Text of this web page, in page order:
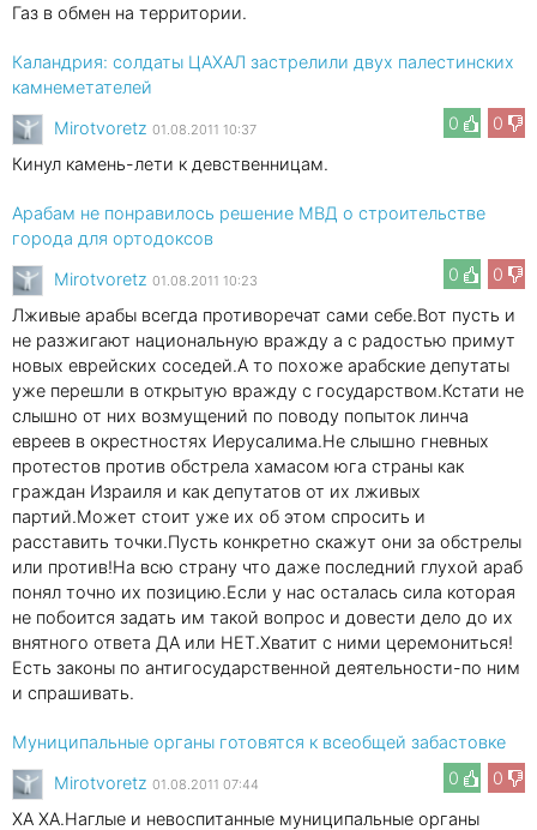
Газ в обмен на территории.
Каландрия: солдаты ЦАХАЛ застрелили двух палестинских
камнеметателей
0
0
Mirotvoretz 01.08.2011 10:37
Кинул камень-лети к девственницам.
Арабам не понравилось решение МВД о строительстве
города для ортодоксов
0
0
Mirotvoretz 01.08.2011 10:23
Лживые арабы всегда противоречат сами себе.Вот пусть и
не разжигают национальную вражду а с радостью примут
новых еврейских соседей.А то похоже арабские депутаты
уже перешли в открытую вражду с государством.Кстати не
слышно от них возмущений по поводу попыток линча
евреев в окрестностях Иерусалима.Не слышно гневных
протестов против обстрела хамасом юга страны как
граждан Израиля и как депутатов от их лживых
партий.Может стоит уже их об этом спросить и
расставить точки.Пусть конкретно скажут они за обстрелы
или против!На всю страну что даже последний глухой араб
понял точно их позицию.Если у нас осталась сила которая
не побоится задать им такой вопрос и довести дело до их
внятного ответа ДА или НЕТ.Хватит с ними церемониться!
Есть законы по антигосударственной деятельности-по ним
и спрашивать.
Муниципальные органы готовятся к всеобщей забастовке
0
0
Mirotvoretz 01.08.2011 07:44
ХА ХА.Наглые и невоспитанные муниципальные органы